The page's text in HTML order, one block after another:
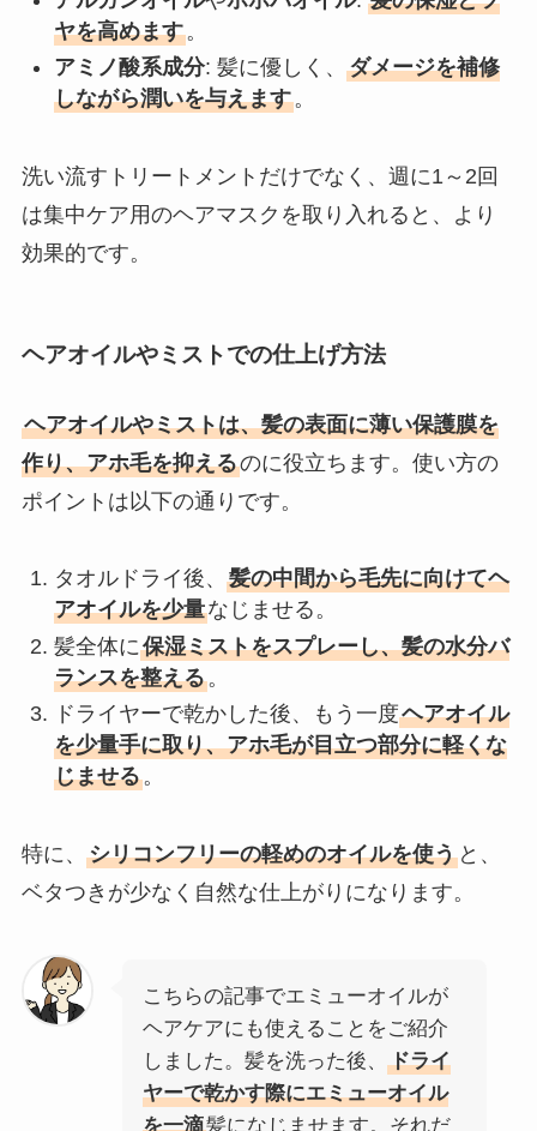
ヤを高めます。
アミノ酸系成分: 髪に優しく、 ダメージを補修
しながら潤いを与えます。
洗い流すトリートメントだけでなく、週に1～2回
は集中ケア用のヘアマスクを取り入れると、より
効果的です。
ヘアオイルやミストでの仕上げ方法
ヘアオイルやミストは、髪の表面に薄い保護膜を
作り、アホ毛を抑えるのに役立ちます。使い方の
ポイントは以下の通りです。
タオルドライ後、 髪の中間から毛先に向けてヘ
アオイルを少量なじませる。
髪全体に保湿ミストをスプレーし、髪の水分バ
ランスを整える。
ドライヤーで乾かした後、もう一度ヘアオイル
を少量手に取り、アホ毛が目立つ部分に軽くな
じませる。
特に、 シリコンフリーの軽めのオイルを使うと、
ベタつきが少なく自然な仕上がりになります。
こちらの記事でエミューオイルが
ヘアケアにも使えることをご紹介
しました。髪を洗った後、
ドライ
ヤーで乾かす際にエミューオイル
を一滴髪になじませます。それだ